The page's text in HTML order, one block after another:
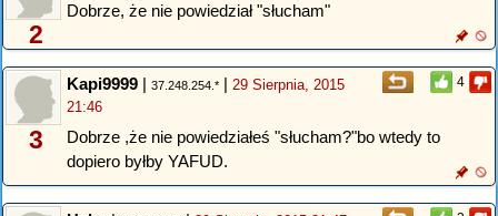
2
Dobrze, że nie powiedział "słucham"
4
3
Kapi9999 | 37.248.254.* | 29 Sierpnia, 2015
21:46
Dobrze ,że nie powiedziałeś "słucham?"bo wtedy to
dopiero byłby YAFUD.